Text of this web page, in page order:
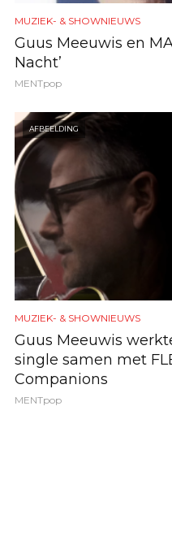
MUZIEK- & SHOWNIEUWS
Guus Meeuwis en
Nacht’
MENTpop
AFBEELDING
MUZIEK- & SHOWNIEUWS
Guus Meeuwis
single samen met
Companions
MENTpop